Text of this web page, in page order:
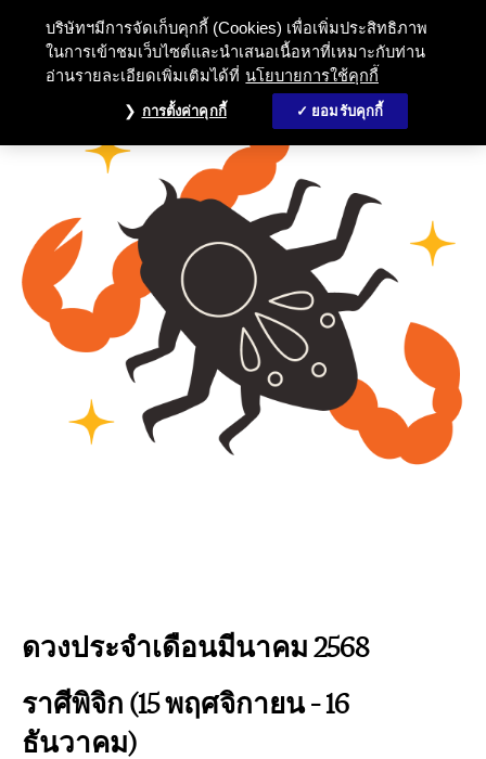
ดวงประจำเดือนมีนาคม 2568
ราศีพิจิก (15 พฤศจิกายน – 16
ธันวาคม)
บริษัทฯมีการจัดเก็บคุกกี้ (Cookies) เพื่อเพิ่มประสิทธิภาพ
ในการเข้าชมเว็บไซต์และนำเสนอเนื้อหาที่เหมาะกับท่าน
อ่านรายละเอียดเพิ่มเติมได้ที่ นโยบายการใช้คุกกี้
การตั้งค่าคุกกี้ ยอมรับคุกกี้